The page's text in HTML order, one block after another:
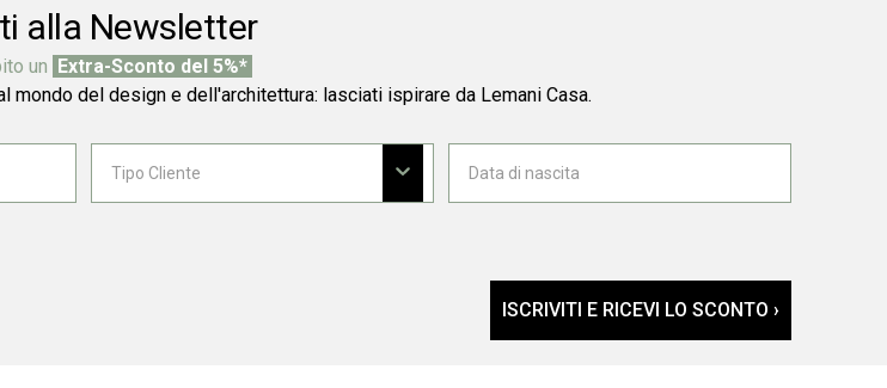
alla Newsletter
un Extra-Sconto del 5%*
mondo del design e dell'architettura: lasciati ispirare da Lemani Casa.
ISCRIVITI E RICEVI LO SCONTO ›